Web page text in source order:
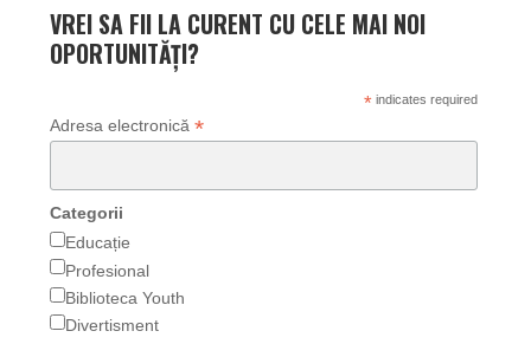
VREI SA FII LA CURENT CU CELE MAI NOI
OPORTUNITĂȚI?
*indicates required
Adresa electronică *
Categorii
Educație
Profesional
Biblioteca Youth
Divertisment